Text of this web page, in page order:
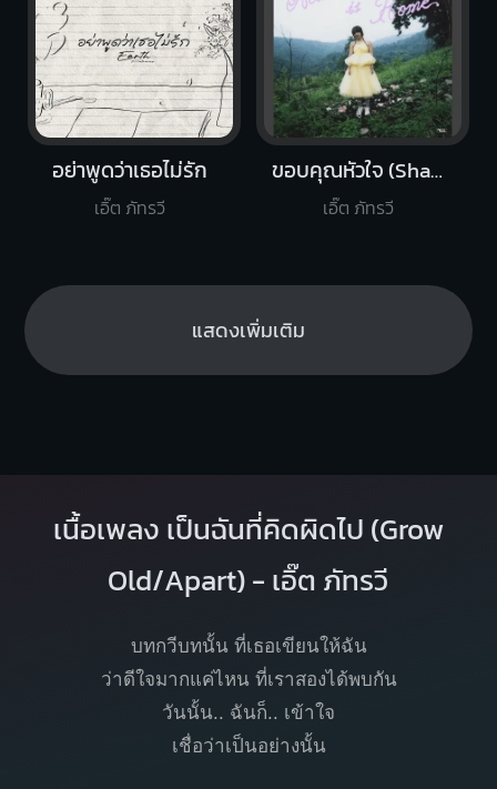
อย่าพูดว่าเธอไม่รัก
เอิ๊ต ภัทรวี
ขอบคุณหัวใจ (Shades)
เอิ๊ต ภัทรวี
แสดงเพิ่มเติม
เนื้อเพลง เป็นฉันที่คิดผิดไป (Grow
Old/Apart) - เอิ๊ต ภัทรวี
บทกวีบทนั้น ที่เธอเขียนให้ฉัน
ว่าดีใจมากแค่ไหน ที่เราสองได้พบกัน
วันนั้น.. ฉันก็.. เข้าใจ
เชื่อว่าเป็นอย่างนั้น